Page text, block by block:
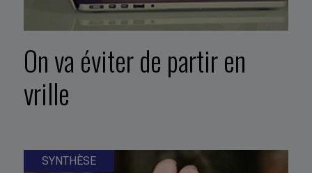
On va éviter de partir en
vrille
SYNTHÈSE